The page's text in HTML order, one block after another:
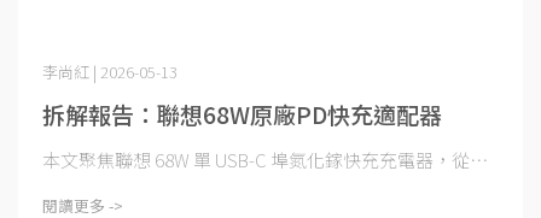
拆解報告：聯想68W原廠PD快充適配器
李尚紅 | 2026-05-13
本文聚焦聯想 68W 單 USB-C 埠氮化鎵快充充電器，從⋯
閱讀更多 ->